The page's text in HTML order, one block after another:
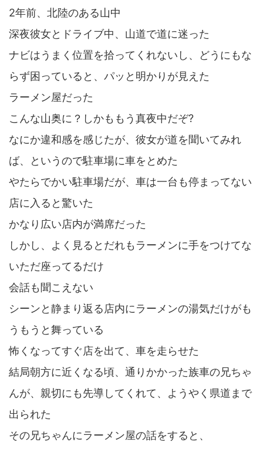
2年前、北陸のある山中
深夜彼女とドライブ中、山道で道に迷った
ナビはうまく位置を拾ってくれないし、どうにもな
らず困っていると、パッと明かりが見えた
ラーメン屋だった
こんな山奥に？しかももう真夜中だぞ?
なにか違和感を感じたが、彼女が道を聞いてみれ
ば、というので駐車場に車をとめた
やたらでかい駐車場だが、車は一台も停まってない
店に入ると驚いた
かなり広い店内が満席だった
しかし、よく見るとだれもラーメンに手をつけてな
いただ座ってるだけ
会話も聞こえない
シーンと静まり返る店内にラーメンの湯気だけがも
うもうと舞っている
怖くなってすぐ店を出て、車を走らせた
結局朝方に近くなる頃、通りかかった族車の兄ちゃ
んが、親切にも先導してくれて、ようやく県道まで
出られた
その兄ちゃんにラーメン屋の話をすると、